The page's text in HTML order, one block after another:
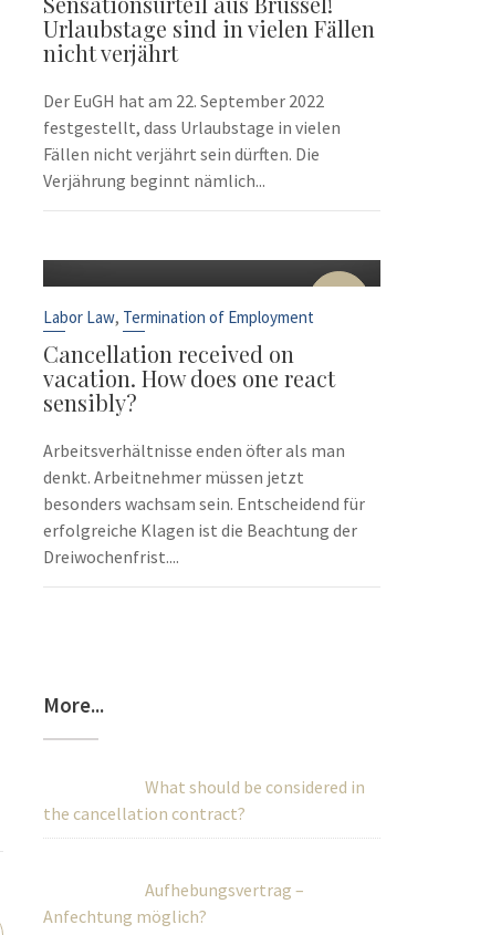
Urlaubstage sind in vielen Fällen
nicht verjährt
Der EuGH hat am 22. September 2022
festgestellt, dass Urlaubstage in vielen
Fällen nicht verjährt sein dürften. Die
Verjährung beginnt nämlich...
10
Labor Law, Termination of Employment
Cancellation received on
vacation. How does one react
sensibly?
Arbeitsverhältnisse enden öfter als man
denkt. Arbeitnehmer müssen jetzt
besonders wachsam sein. Entscheidend für
erfolgreiche Klagen ist die Beachtung der
Dreiwochenfrist....
More...
What should be considered in
the cancellation contract?
Aufhebungsvertrag –
Anfechtung möglich?